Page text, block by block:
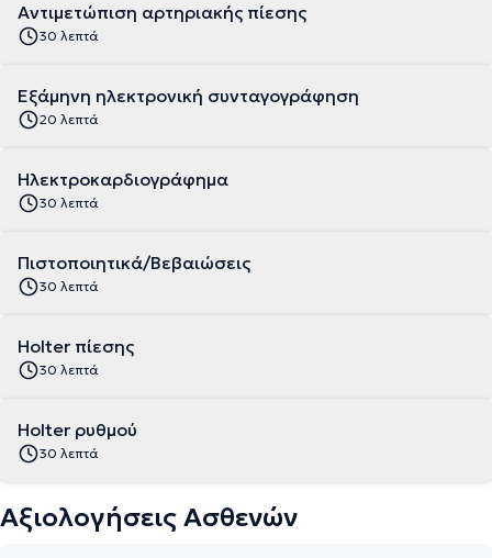
Αντιμετώπιση αρτηριακής πίεσης
30 λεπτά
Εξάμηνη ηλεκτρονική συνταγογράφηση
20 λεπτά
Ηλεκτροκαρδιογράφημα
30 λεπτά
Πιστοποιητικά/Βεβαιώσεις
30 λεπτά
Holter πίεσης
30 λεπτά
Holter ρυθμού
30 λεπτά
Αξιολογήσεις Ασθενών